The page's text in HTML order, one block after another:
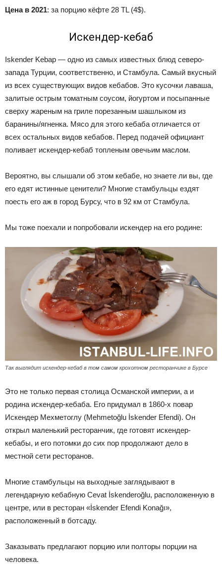
Цена в 2021: за порцию кёфте 28 TL (4$).
Искендер-кебаб
Iskender Kebap — одно из самых известных блюд северо-
запада Турции, соответственно, и Стамбула. Самый вкусный
из всех существующих видов кебабов. Это кусочки лаваша,
залитые острым томатным соусом, йогуртом и посыпанные
сверху жареным на гриле порезанным шашлыком из
баранины/ягненка. Мясо для этого кебаба отличается от
всех остальных видов кебабов. Перед подачей официант
поливает искендер-кебаб топленым овечьим маслом.
Вероятно, вы слышали об этом кебабе, но знаете ли вы, где
его едят истинные ценители? Многие стамбульцы ездят
поесть его аж в город Бурсу, что в 92 км от Стамбула.
Мы тоже поехали и попробовали искендер на его родине:
Так выглядит искендер-кебаб в том самом крохотном ресторанчике в Бурсе
Это не только первая столица Османской империи, а и
родина искендер-кебаба. Его придумал в 1860-х повар
Искендер Мехметоглу (Mehmetoğlu İskender Efendi). Он
открыл маленький ресторанчик, где готовят искендер-
кебабы, и его потомки до сих пор продолжают дело в
местной сети ресторанов.
Многие стамбульцы на выходные заглядывают в
легендарную кебабную Cevat İskenderoğlu, расположенную в
центре, или в ресторан «İskender Efendi Konağı»,
расположенный в ботсаду.
Заказывать предлагают порцию или полторы порции на
человека.